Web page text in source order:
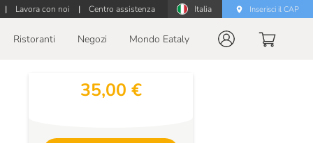
| Lavora con noi | Centro assistenza Italia Inserisci il CAP
Ristoranti Negozi Mondo Eataly
35,00 €